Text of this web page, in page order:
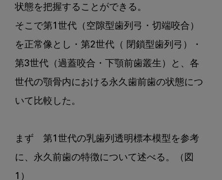
お
け
る
咬
合
変
化
16
1
～
状態を把握することができる。
そこで第1世代（空隙型歯列弓・切端咬合）
を正常像とし・第2世代（ 閉鎖型歯列弓）・
第3世代（過蓋咬合・下顎前歯叢生）と、各
世代の顎骨内における永久歯前歯の状態につ
いて比較した。
まず　第1世代の乳歯列透明標本模型を参考
に、永久前歯の特徴について述べる。（図